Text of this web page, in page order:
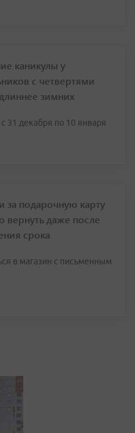
каникулы у
с четвертями
зимних
31 декабря по 10 января
за подарочную карту
вернуть даже после
срока
в магазин с письменным